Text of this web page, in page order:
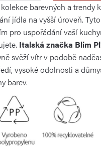
barevných a trendy
jídla na vyšší úroveň.
pro uspořádání vaší
Italská značka Blim
svěží vítr v podobě
vysoké odolnosti a
barev.